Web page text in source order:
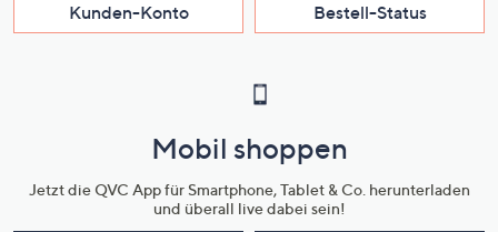
Kunden-Konto Bestell-Status
Mobil shoppen
Jetzt die QVC App für Smartphone, Tablet & Co. herunterladen
und überall live dabei sein!